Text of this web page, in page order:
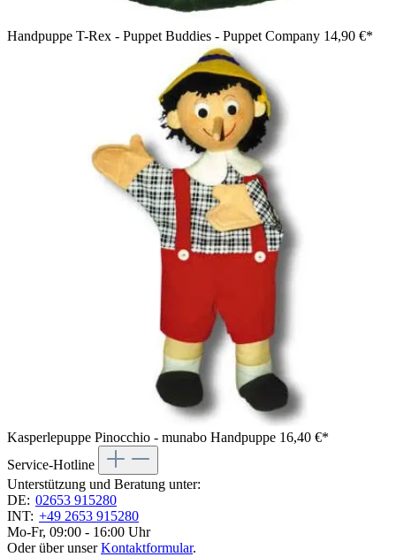
Handpuppe T-Rex - Puppet Buddies - Puppet Company 14,90 €*
Kasperlepuppe Pinocchio - munabo Handpuppe 16,40 €*
Service-Hotline
Unterstützung und Beratung unter:
DE: 02653 915280
INT: +49 2653 915280
Mo-Fr, 09:00 - 16:00 Uhr
Oder über unserKontaktformular.